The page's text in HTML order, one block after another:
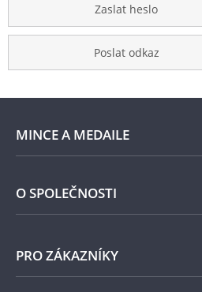
Zaslat heslo
Poslat odkaz
MINCE A MEDAILE
E-shop
Stříbro
O SPOLEČNOSTI
Národní Pokladnice
PRO ZÁKAZNÍKY